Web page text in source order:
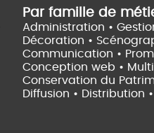
Par famille de
Administration •
Décoration •
Communication •
Conception web •
Conservation du
Diffusion • Distribution